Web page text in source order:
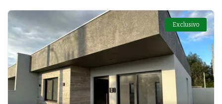
Exclusivo